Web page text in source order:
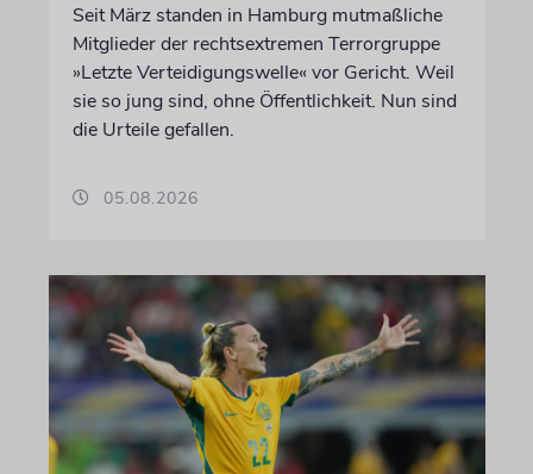
Seit März standen in Hamburg mutmaßliche
Mitglieder der rechtsextremen Terrorgruppe
»Letzte Verteidigungswelle« vor Gericht. Weil
sie so jung sind, ohne Öffentlichkeit. Nun sind
die Urteile gefallen.
05.08.2026